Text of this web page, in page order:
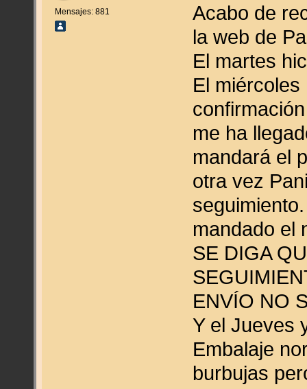
Mensajes: 881
Acabo de
la web de
El martes
El
me ha
mandará el
otra vez
mandado el
SE DIGA
ENVÍO NO
Y el Jueves
Embalaje
burbujas